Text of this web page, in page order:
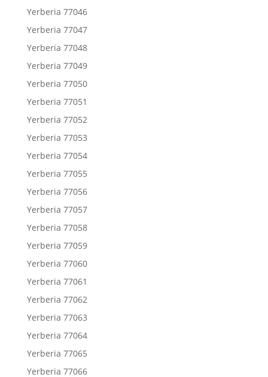
Yerberia 77046
Yerberia 77047
Yerberia 77048
Yerberia 77049
Yerberia 77050
Yerberia 77051
Yerberia 77052
Yerberia 77053
Yerberia 77054
Yerberia 77055
Yerberia 77056
Yerberia 77057
Yerberia 77058
Yerberia 77059
Yerberia 77060
Yerberia 77061
Yerberia 77062
Yerberia 77063
Yerberia 77064
Yerberia 77065
Yerberia 77066